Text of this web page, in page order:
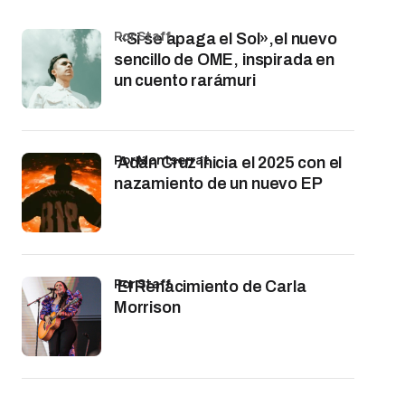
«Si se apaga el Sol»,el nuevo
sencillo de OME, inspirada en
un cuento rarámuri
por Staff
Adán Cruz inicia el 2025 con el
nazamiento de un nuevo EP
por Montserrat
El Renacimiento de Carla
Morrison
por Staff